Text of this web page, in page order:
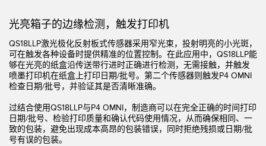
检测阵列和宽光束传感器
状态监测传感器
无线状态监测传感器
IO-Link
光亮箱子的边缘检测，触发打印机
QS18LLP激光极化反射板式传感器采用窄光束，投射明亮的小光斑，
可在触发各种设备时提供精准的位置控制。在此应用中，QS18LLP能
够在光亮的纸盒沿传送带行进时正确进行检测，无需接触，并触发
喷墨打印机在纸盒上打印日期/批号。第二个传感器则触发P4 OMNI
检查日期/批号，并验证其是否清晰准确。
过结合使用QS18LLP与P4 OMNI，制造商可以在完全正确的时间打印
日期/批号、检验打印质量和确认代码使用情况，从而确保相同、一
致的包装，避免出现成本高昂的包装错误，同时拒绝残损或日期/批
号有误的包装。